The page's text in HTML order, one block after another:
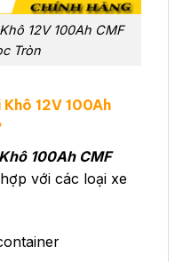
12V 100Ah CMF
Tròn
12V 100Ah
100Ah CMF
với các loại xe